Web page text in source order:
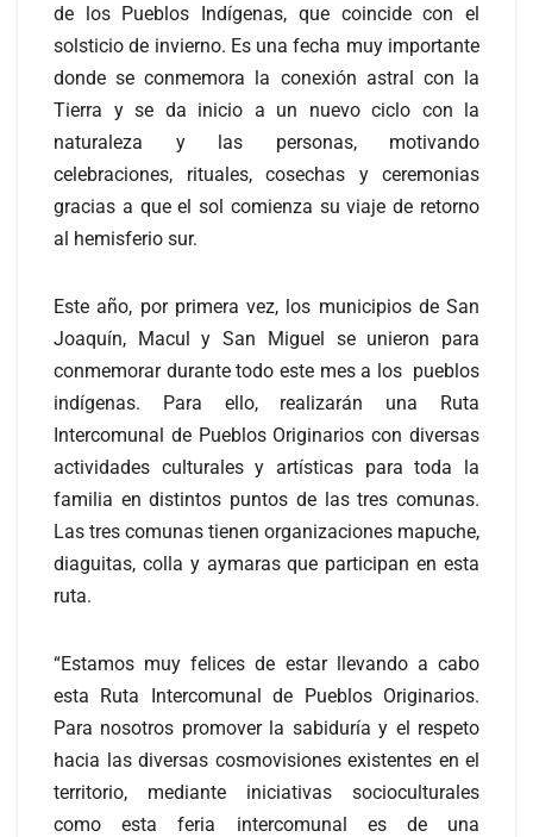
de los Pueblos Indígenas, que coincide con el
solsticio de invierno. Es una fecha muy importante
donde se conmemora la conexión astral con la
Tierra y se da inicio a un nuevo ciclo con la
naturaleza y las personas, motivando
celebraciones, rituales, cosechas y ceremonias
gracias a que el sol comienza su viaje de retorno
al hemisferio sur.
Este año, por primera vez, los municipios de San
Joaquín, Macul y San Miguel se unieron para
conmemorar durante todo este mes a los pueblos
indígenas. Para ello, realizarán una Ruta
Intercomunal de Pueblos Originarios con diversas
actividades culturales y artísticas para toda la
familia en distintos puntos de las tres comunas.
Las tres comunas tienen organizaciones mapuche,
diaguitas, colla y aymaras que participan en esta
ruta.
“Estamos muy felices de estar llevando a cabo
esta Ruta Intercomunal de Pueblos Originarios.
Para nosotros promover la sabiduría y el respeto
hacia las diversas cosmovisiones existentes en el
territorio, mediante iniciativas socioculturales
como esta feria intercomunal es de una